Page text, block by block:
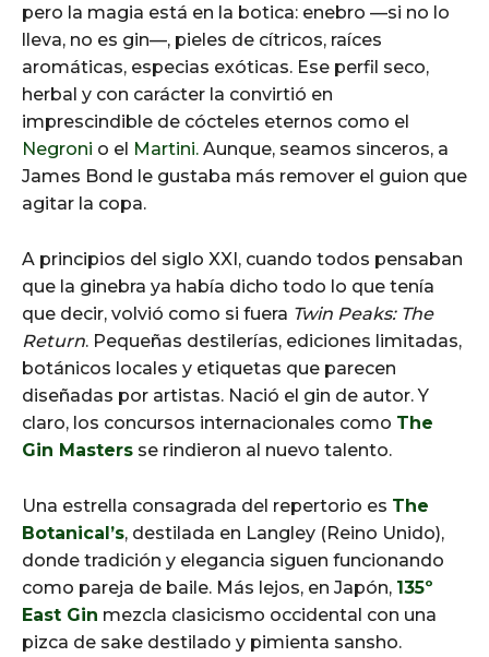
pero la magia está en la botica: enebro —si no lo
lleva, no es gin—, pieles de cítricos, raíces
aromáticas, especias exóticas. Ese perfil seco,
herbal y con carácter la convirtió en
imprescindible de cócteles eternos como el
Negroni o el Martini. Aunque, seamos sinceros, a
James Bond le gustaba más remover el guion que
agitar la copa.
A principios del siglo XXI, cuando todos pensaban
que la ginebra ya había dicho todo lo que tenía
que decir, volvió como si fuera Twin Peaks: The
Return. Pequeñas destilerías, ediciones limitadas,
botánicos locales y etiquetas que parecen
diseñadas por artistas. Nació el gin de autor. Y
claro, los concursos internacionales como The
Gin Masters se rindieron al nuevo talento.
Una estrella consagrada del repertorio es The
Botanical’s, destilada en Langley (Reino Unido),
donde tradición y elegancia siguen funcionando
como pareja de baile. Más lejos, en Japón, 135º
East Gin mezcla clasicismo occidental con una
pizca de sake destilado y pimienta sansho.